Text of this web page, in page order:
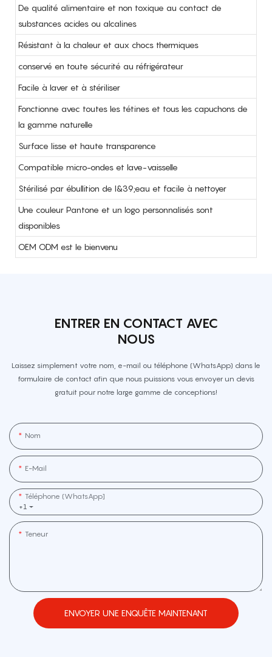
De qualité alimentaire et non toxique au contact de
substances acides ou alcalines
Résistant à la chaleur et aux chocs thermiques
conservé en toute sécurité au réfrigérateur
Facile à laver et à stériliser
Fonctionne avec toutes les tétines et tous les capuchons de
la gamme naturelle
Surface lisse et haute transparence
Compatible micro-ondes et lave-vaisselle
Stérilisé par ébullition de l&39;eau et facile à nettoyer
Une couleur Pantone et un logo personnalisés sont
disponibles
OEM ODM est le bienvenu
ENTRER EN CONTACT AVEC
NOUS
Laissez simplement votre nom, e-mail ou téléphone (WhatsApp) dans le
formulaire de contact afin que nous puissions vous envoyer un devis
gratuit pour notre large gamme de conceptions!
Nom
E-Mail
+1
Téléphone (WhatsApp]
Teneur
ENVOYER UNE ENQUÊTE MAINTENANT